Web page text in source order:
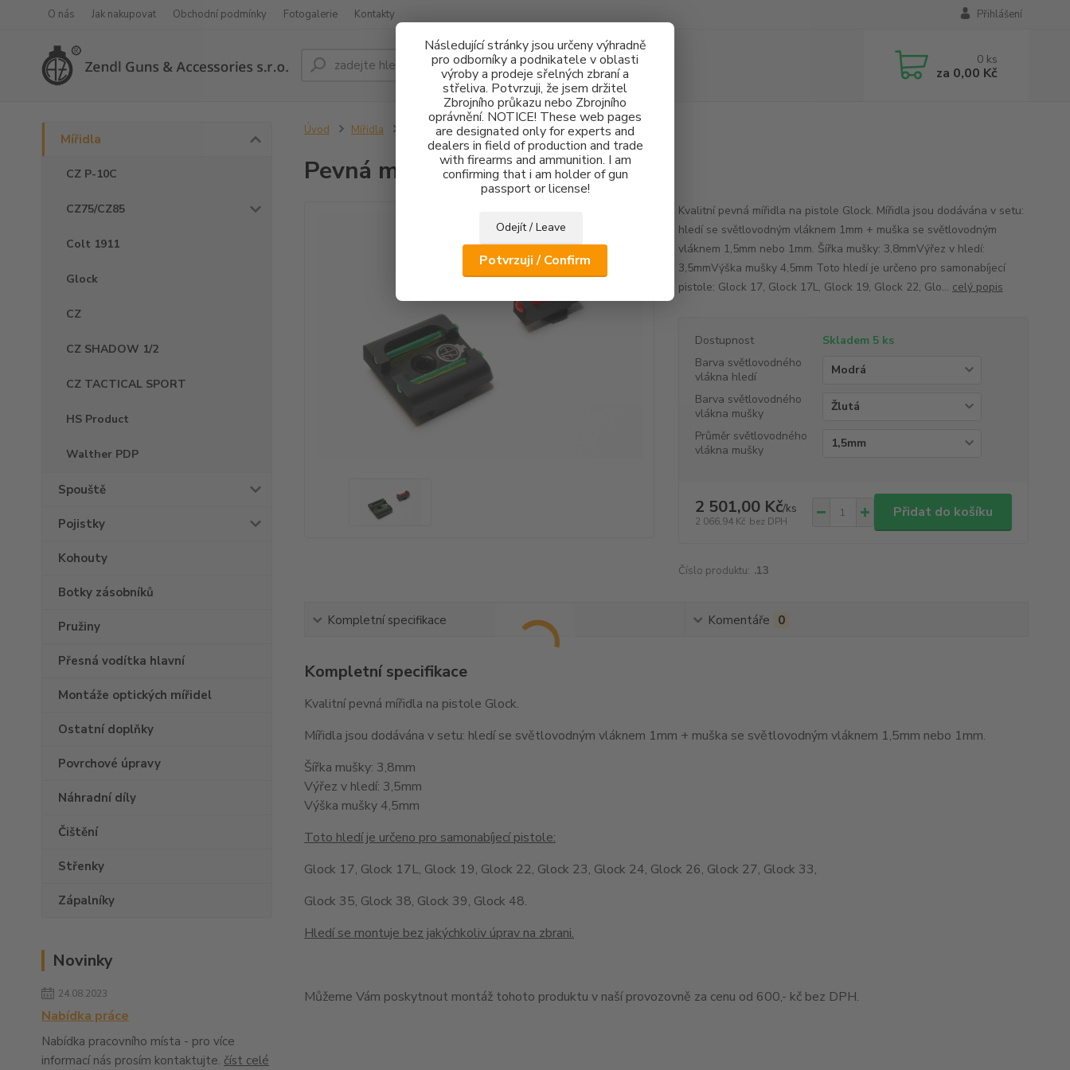
Následující stránky jsou určeny výhradně
pro odborníky a podnikatele v oblasti
výroby a prodeje sřelných zbraní a
střeliva. Potvrzuji, že jsem držitel
Zbrojního průkazu nebo Zbrojního
oprávnění. NOTICE! These web pages
are designated only for experts and
dealers in field of production and trade
with firearms and ammunition. I am
confirming that i am holder of gun
passport or license!
Odejít / Leave
Potvrzuji / Confirm
O nás Jak nakupovat Obchodní podmínky Fotogalerie Kontakty Přihlášení
Hledat 0 ks
za 0,00 Kč
Mířidla
CZ P-10C
CZ75/CZ85
Colt 1911
Glock
CZ
CZ SHADOW 1/2
CZ TACTICAL SPORT
HS Product
Walther PDP
Spouště
Pojistky
Kohouty
Botky zásobníků
Pružiny
Přesná vodítka hlavní
Montáže optických mířidel
Ostatní doplňky
Povrchové úpravy
Náhradní díly
Čištění
Střenky
Zápalníky
Novinky
24.08.2023
Nabídka práce
Nabídka pracovního místa - pro více
informací nás prosím kontaktujte. číst celé
Úvod Mířidla Pevná mířidla Glock FO
Pevná mířidla Glock FO
Kvalitní pevná mířidla na pistole Glock. Mířidla jsou dodávána v setu:
hledí se světlovodným vláknem 1mm + muška se světlovodným
vláknem 1,5mm nebo 1mm. Šířka mušky: 3,8mmVýřez v hledí:
3,5mmVýška mušky 4,5mm Toto hledí je určeno pro samonabíjecí
pistole: Glock 17, Glock 17L, Glock 19, Glock 22, Glo... celý popis
Dostupnost
Skladem 5 ks
Barva světlovodného
vlákna hledí
Barva světlovodného
vlákna mušky
Průměr světlovodného
vlákna mušky
2 501,00 Kč/ks
2 066,94 Kč bez DPH
Přidat do košíku
Číslo produktu: .13
Kompletní specifikace Komentáře 0
Kompletní specifikace
Kvalitní pevná mířidla na pistole Glock.
Mířidla jsou dodávána v setu: hledí se světlovodným vláknem 1mm + muška se světlovodným vláknem 1,5mm nebo 1mm.
Šířka mušky: 3,8mm
Výřez v hledí: 3,5mm
Výška mušky 4,5mm
Toto hledí je určeno pro samonabíjecí pistole:
Glock 17, Glock 17L, Glock 19, Glock 22, Glock 23, Glock 24, Glock 26, Glock 27, Glock 33,
Glock 35, Glock 38, Glock 39, Glock 48.
Hledí se montuje bez jakýchkoliv úprav na zbrani.
Můžeme Vám poskytnout montáž tohoto produktu v naší provozovně za cenu od 600,- kč bez DPH.